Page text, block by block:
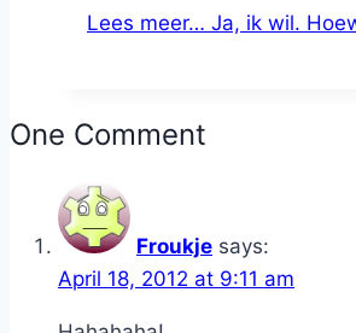
Lees meer… Ja, ik wil.
One Comment
Froukje says:
April 18, 2012 at 9:11 am